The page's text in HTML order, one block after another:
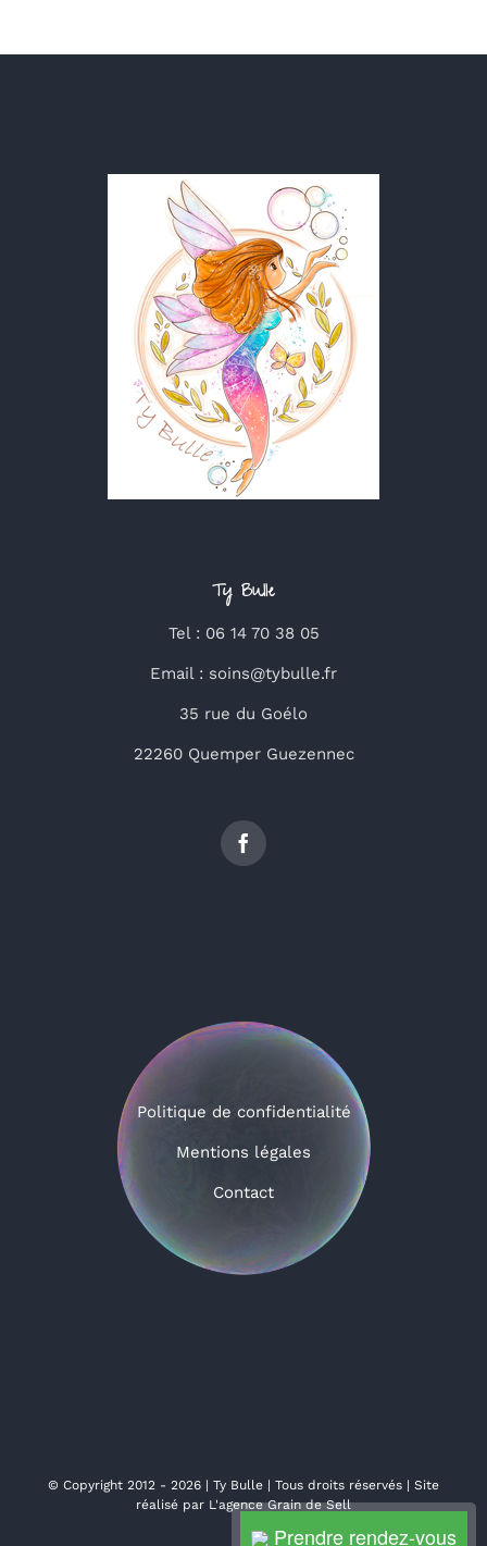
Ty Bulle
Tel : 06 14 70 38 05
Email : soins@tybulle.fr
35 rue du Goélo
22260 Quemper Guezennec
Politique de confidentialité
Mentions légales
Contact
© Copyright 2012 - 2026 | Ty Bulle | Tous droits réservés | Site
réalisé par L'agence Grain de Sell
Prendre rendez-vous